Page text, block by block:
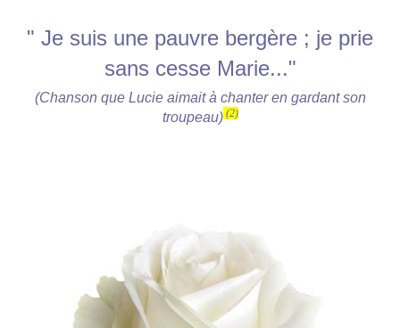
" Je suis une pauvre bergère ; je prie
sans cesse Marie..."
(Chanson que Lucie aimait à chanter en gardant son
troupeau)(2)